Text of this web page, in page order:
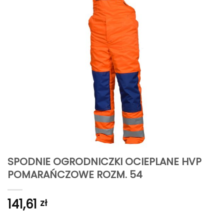
SPODNIE OGRODNICZKI OCIEPLANE HVP
POMARAŃCZOWE ROZM. 54
141,61 zł